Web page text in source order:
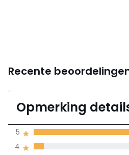
Recente
4,9
door
Opmerking
4
5